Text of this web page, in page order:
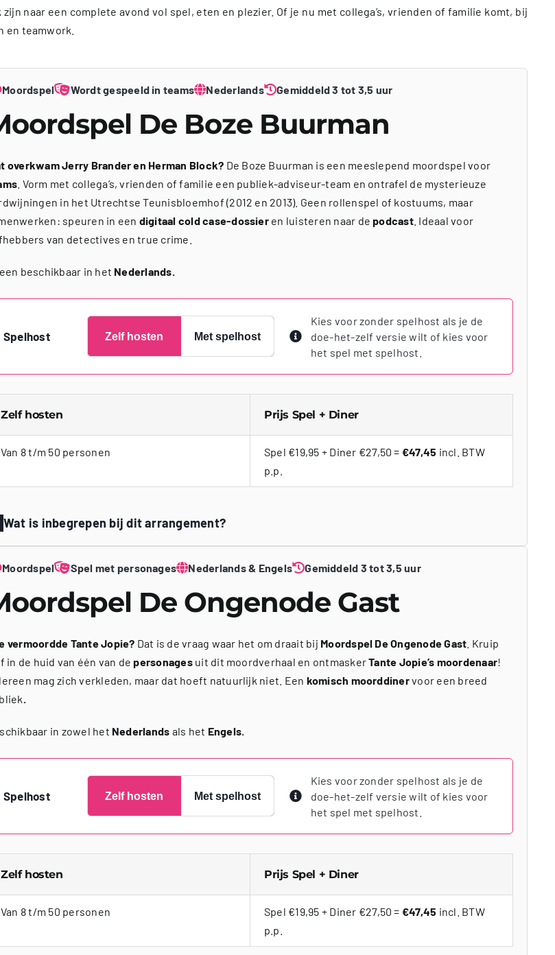
naar een complete avond vol spel, eten en plezier. Of je nu met collega’s, vrienden of familie komt, bij
en teamwork.
Moordspel Wordt gespeeld in teams Nederlands Gemiddeld 3 tot 3,5 uur
De Boze Buurman
overkwam Jerry Brander en Herman Block? De Boze Buurman is een meeslepend moordspel voor
. Vorm met collega’s, vrienden of familie een publiek-adviseur-team en ontrafel de mysterieuze
in het Utrechtse Teunisbloemhof (2012 en 2013). Geen rollenspel of kostuums, maar
speuren in een digitaal cold case-dossieren luisteren naar depodcast. Ideaal voor
van detectives en true crime.
beschikbaar in het Nederlands.
Spelhost Zelf hosten Met spelhost
Kies voor zonder spelhost als je de
doe-het-zelf versie wilt of kies voor
het spel met spelhost.
Zelf hosten Prijs Spel + Diner
Van 8 t/m 50 personen Spel €19,95 + Diner €27,50 = €47,45 incl. BTW
p.p.
Wat is inbegrepen bij dit arrangement?
Moordspel Spel met personages Nederlands & Engels Gemiddeld 3 tot 3,5 uur
De Ongenode Gast
vermoordde Tante Jopie? Dat is de vraag waar het om draait bij Moordspel De Ongenode Gast . Kruip
in de huid van één van de personagesuit dit moordverhaal en ontmaskerTante Jopie’s moordenaar!
mag zich verkleden, maar dat hoeft natuurlijk niet. Een komisch moorddinervoor een breed
in zowel het Nederlands als het Engels.
Spelhost Zelf hosten Met spelhost
Kies voor zonder spelhost als je de
doe-het-zelf versie wilt of kies voor
het spel met spelhost.
Zelf hosten Prijs Spel + Diner
Van 8 t/m 50 personen Spel €19,95 + Diner €27,50 = €47,45 incl. BTW
p.p.